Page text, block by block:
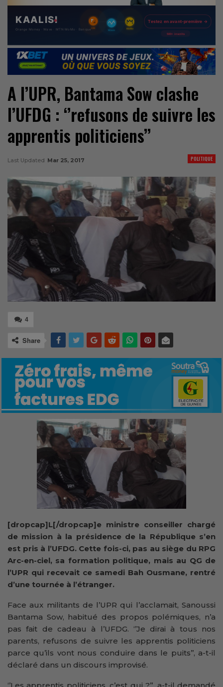
A l’UPR, Bantama Sow clashe
l’UFDG : ‘’refusons de suivre les
apprentis politiciens’’
POLITIQUE
Last Updated Mar 25, 2017
4
Share
[dropcap]L[/dropcap]e ministre conseiller chargé
de mission à la présidence de la République s’en
est pris à l’UFDG. Cette fois-ci, pas au siège du RPG
Arc-en-ciel, sa formation politique, mais au QG de
l’UPR qui recevait ce samedi Bah Ousmane, rentré
d’une tournée à l’étranger.
Face aux militants de l’UPR qui l’acclamait, Sanoussi
Bantama Sow, habitué des propos polémiques, n’a
pas fait de cadeau à l’UFDG. ‘’Je dirai à tous nos
parents, refusons de suivre les apprentis politiciens
parce qu’ils vont nous conduire dans le puits’’, a-t-il
déclaré dans un discours improvisé.
‘’Les apprentis politiciens, c’est qui ?’’, a-t-il demandé